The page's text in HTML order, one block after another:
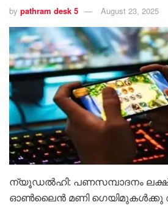
by pathram desk 5 August 23, 2025
ന്യൂഡൽഹി: പണസമ്പാദനം
ഓൺലൈൻ മണി ഗെയിമുകൾക്കു